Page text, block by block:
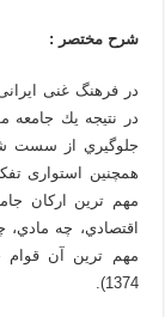
شرح مختصر :
در فرهنگ غنی
در نتيجه يك
جلوگيري از سست
همچنین استواری
مهم ترين ارکان
اقتصادي، چه
مهم ترين آن قوام
1374).